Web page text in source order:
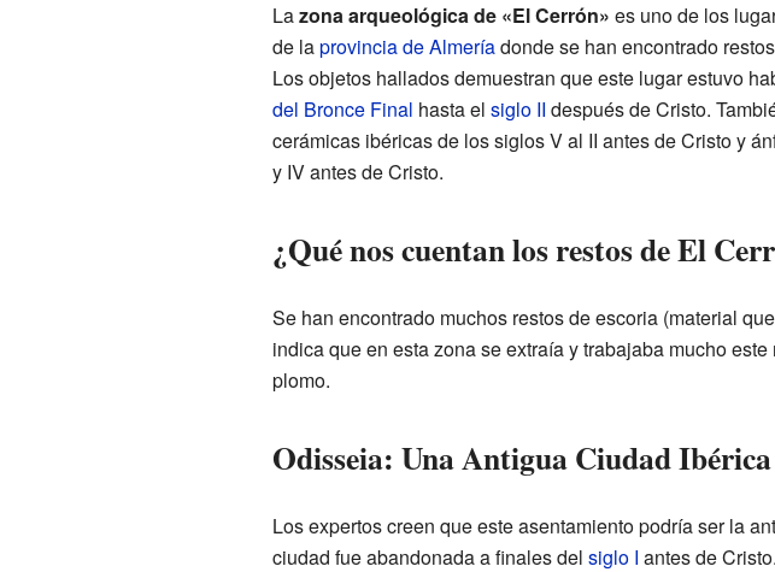
Lazona arqueológica de «El Cerrón» es uno de los
de laprovincia de Almeríadonde se han encontrado
Los objetos hallados demuestran que este lugar estuvo
del Bronce Final hasta el siglo II después de Cristo.
cerámicas ibéricas de los siglos V al II antes de Cristo y
y IV antes de Cristo.
¿Qué nos cuentan los restos de El
Se han encontrado muchos restos de escoria (material
indica que en esta zona se extraía y trabajaba mucho
plomo.
Odisseia: Una Antigua Ciudad Ibérica
Los expertos creen que este asentamiento podría ser la
ciudad fue abandonada a finales del siglo I antes de